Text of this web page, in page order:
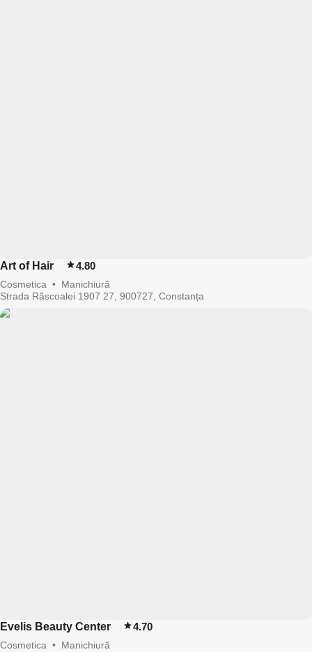
Art of Hair 4.80
Cosmetica • Manichiură
Strada Răscoalei 1907 27, 900727, Constanța
Evelis Beauty Center 4.70
Cosmetica • Manichiură